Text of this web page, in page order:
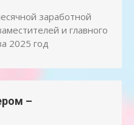
заработной
и главного
2025 год
–